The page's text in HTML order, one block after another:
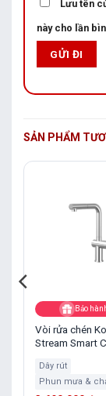
Lưu tên
này cho lần
SẢN PHẨM
Bảo
Vòi rửa chén
Stream Smart
Dây rút
Phun mưa &